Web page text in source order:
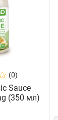
(0)
Sauce
(350 мл)